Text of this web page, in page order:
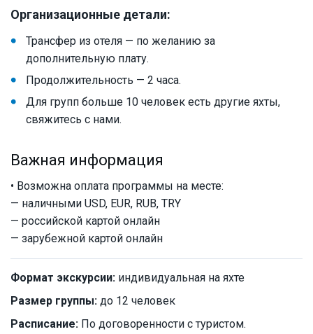
Организационные детали:
Трансфер из отеля — по желанию за
дополнительную плату.
Продолжительность — 2 часа.
Для групп больше 10 человек есть другие яхты,
свяжитесь с нами.
Важная информация
• Возможна оплата программы на месте:
— наличными USD, EUR, RUB, TRY
— российской картой онлайн
— зарубежной картой онлайн
Формат экскурсии: индивидуальная на яхте
Размер группы: до 12 человек
Расписание: По договоренности с туристом.